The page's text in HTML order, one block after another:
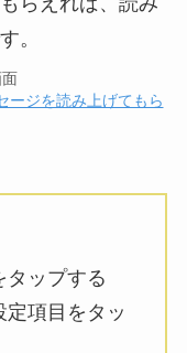
ージを読み上げてもら
タップする
定項目をタッ